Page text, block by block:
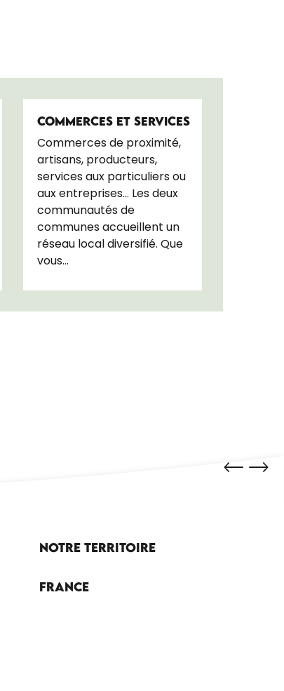
COMMERCES ET SERVICES
Commerces de proximité,
artisans, producteurs,
services aux particuliers ou
aux entreprises… Les deux
communautés de
communes accueillent un
réseau local diversifié. Que
vous...
Notre territoire
France